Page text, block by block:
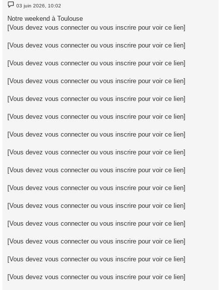
M
e
s
s
a
03 juin 2026, 10:02
Notre weekend à Toulouse
[Vous devez vous connecter ou vous inscrire pour voir ce lien]
[Vous devez vous connecter ou vous inscrire pour voir ce lien]
[Vous devez vous connecter ou vous inscrire pour voir ce lien]
[Vous devez vous connecter ou vous inscrire pour voir ce lien]
[Vous devez vous connecter ou vous inscrire pour voir ce lien]
[Vous devez vous connecter ou vous inscrire pour voir ce lien]
[Vous devez vous connecter ou vous inscrire pour voir ce lien]
[Vous devez vous connecter ou vous inscrire pour voir ce lien]
[Vous devez vous connecter ou vous inscrire pour voir ce lien]
[Vous devez vous connecter ou vous inscrire pour voir ce lien]
[Vous devez vous connecter ou vous inscrire pour voir ce lien]
[Vous devez vous connecter ou vous inscrire pour voir ce lien]
[Vous devez vous connecter ou vous inscrire pour voir ce lien]
[Vous devez vous connecter ou vous inscrire pour voir ce lien]
[Vous devez vous connecter ou vous inscrire pour voir ce lien]